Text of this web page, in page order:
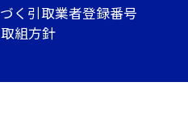
く引取業者登録番号
組方針